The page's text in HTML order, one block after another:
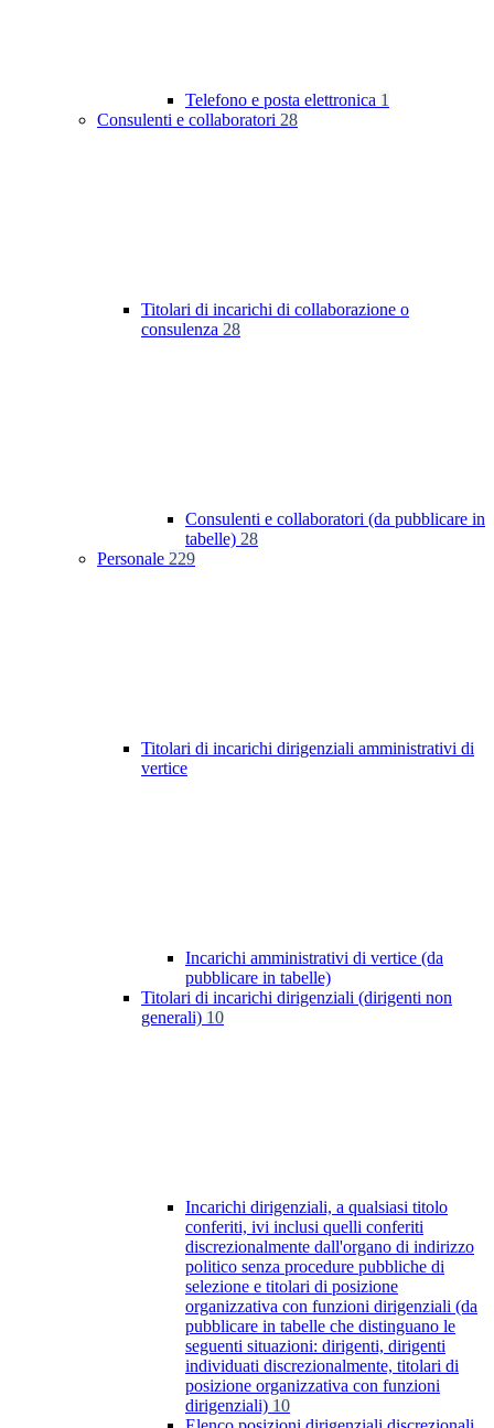
Telefono e posta elettronica 1
Consulenti e collaboratori 28
Titolari di incarichi di collaborazione o
consulenza 28
Consulenti e collaboratori (da pubblicare in
tabelle) 28
Personale 229
Titolari di incarichi dirigenziali amministrativi di
vertice
Incarichi amministrativi di vertice (da
pubblicare in tabelle)
Titolari di incarichi dirigenziali (dirigenti non
generali) 10
Incarichi dirigenziali, a qualsiasi titolo
conferiti, ivi inclusi quelli conferiti
discrezionalmente dall'organo di indirizzo
politico senza procedure pubbliche di
selezione e titolari di posizione
organizzativa con funzioni dirigenziali (da
pubblicare in tabelle che distinguano le
seguenti situazioni: dirigenti, dirigenti
individuati discrezionalmente, titolari di
posizione organizzativa con funzioni
dirigenziali) 10